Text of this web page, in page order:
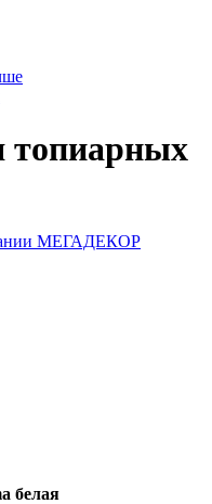
топиарных
МЕГАДЕКОР
белая